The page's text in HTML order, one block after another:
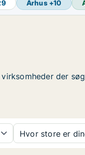
Århus+10
der
Hvor store er